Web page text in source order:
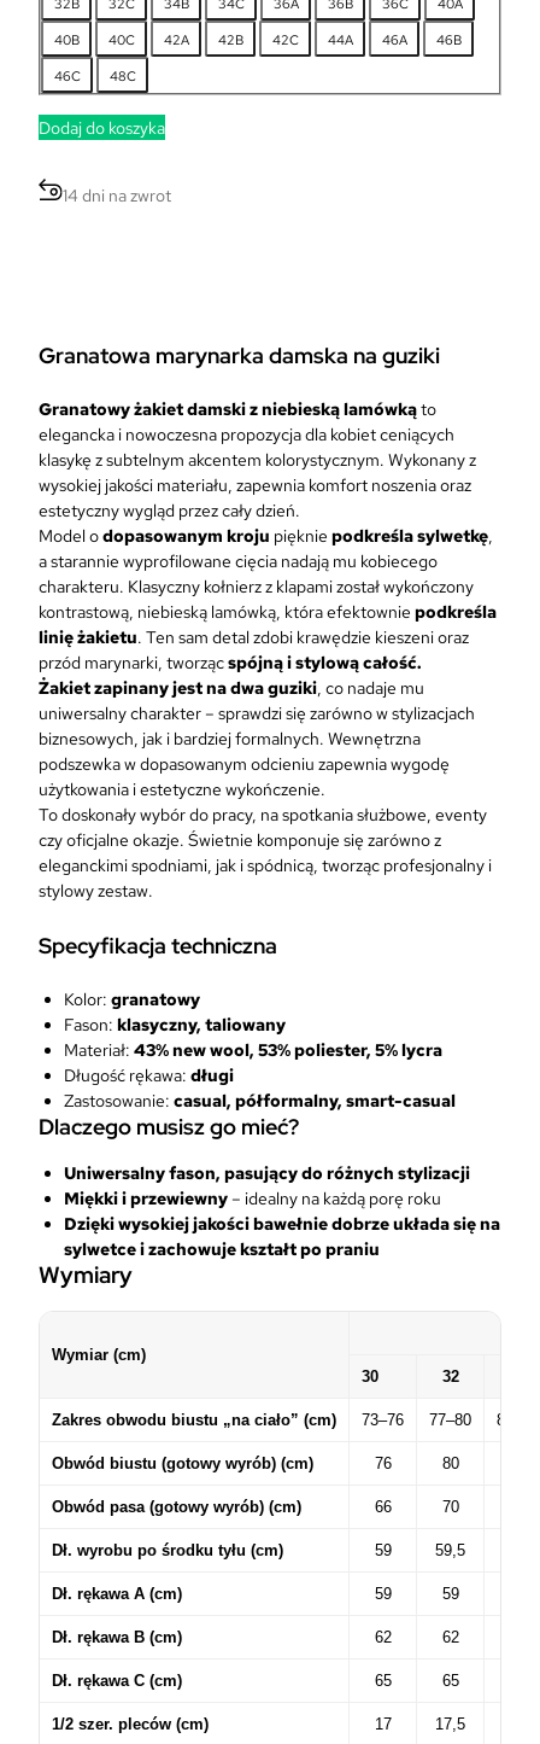
40B 40C 42A 42B 42C 44A 46A 46B
46C 48C
Dodaj do koszyka
14 dni na zwrot
Granatowa marynarka damska na guziki
Granatowy żakiet damski z niebieską lamówkąto
elegancka i nowoczesna propozycja dla kobiet ceniących
klasykę z subtelnym akcentem kolorystycznym. Wykonany z
wysokiej jakości materiału, zapewnia komfort noszenia oraz
estetyczny wygląd przez cały dzień.
Model odopasowanym kroju pięknie podkreśla sylwetkę,
a starannie wyprofilowane cięcia nadają mu kobiecego
charakteru. Klasyczny kołnierz z klapami został wykończony
kontrastową, niebieską lamówką, która efektownie podkreśla
linię żakietu. Ten sam detal zdobi krawędzie kieszeni oraz
przód marynarki, tworzącspójną i stylową całość.
Żakiet zapinany jest na dwa guziki, co nadaje mu
uniwersalny charakter – sprawdzi się zarówno w stylizacjach
biznesowych, jak i bardziej formalnych. Wewnętrzna
podszewka w dopasowanym odcieniu zapewnia wygodę
użytkowania i estetyczne wykończenie.
To doskonały wybór do pracy, na spotkania służbowe, eventy
czy oficjalne okazje. Świetnie komponuje się zarówno z
eleganckimi spodniami, jak i spódnicą, tworząc profesjonalny i
stylowy zestaw.
Specyfikacja techniczna
Kolor:granatowy
Fason:klasyczny, taliowany
Materiał:43% new wool, 53% poliester, 5% lycra
Długość rękawa:długi
Zastosowanie:casual, półformalny, smart-casual
Dlaczego musisz go mieć?
Uniwersalny fason, pasujący do różnych stylizacji
Miękki i przewiewny – idealny na każdą porę roku
Dzięki wysokiej jakości bawełniedobrze układa się na
sylwetce i zachowuje kształt po praniu
Wymiary
Wymiar (cm)
30
32
Zakres obwodu biustu „na ciało” (cm) 73–76 77–80 81–84
Obwód biustu (gotowy wyrób) (cm) 76 80
Obwód pasa (gotowy wyrób) (cm) 66 70
Dł. wyrobu po środku tyłu (cm) 59 59,5
Dł. rękawa A (cm) 59 59
Dł. rękawa B (cm) 62 62
Dł. rękawa C (cm) 65 65
1/2 szer. pleców (cm) 17 17,5